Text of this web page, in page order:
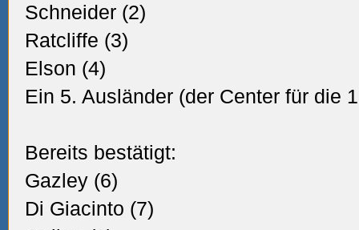
Schneider (2)
Ratcliffe (3)
Elson (4)
Ein 5. Ausländer (der Center für die
Bereits bestätigt:
Gazley (6)
Di Giacinto (7)